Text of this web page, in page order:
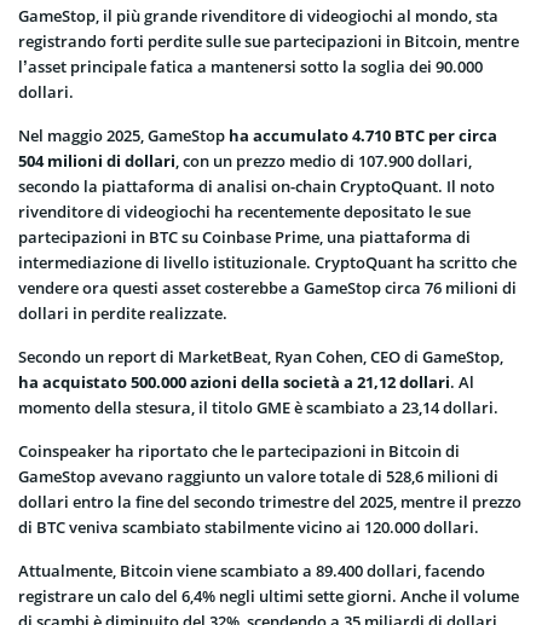
GameStop, il più grande rivenditore di videogiochi al mondo, sta
registrando forti perdite sulle sue partecipazioni in Bitcoin, mentre
l’asset principale fatica a mantenersi sotto la soglia dei 90.000
dollari.
Nel maggio 2025, GameStop ha accumulato 4.710 BTC per circa
504 milioni di dollari, con un prezzo medio di 107.900 dollari,
secondo la piattaforma di analisi on-chain CryptoQuant. Il noto
rivenditore di videogiochi ha recentemente depositato le sue
partecipazioni in BTC su Coinbase Prime, una piattaforma di
intermediazione di livello istituzionale. CryptoQuant ha scritto che
vendere ora questi asset costerebbe a GameStop circa 76 milioni di
dollari in perdite realizzate.
Secondo un report di MarketBeat, Ryan Cohen, CEO di GameStop,
ha acquistato 500.000 azioni della società a 21,12 dollari. Al
momento della stesura, il titolo GME è scambiato a 23,14 dollari.
Coinspeaker ha riportato che le partecipazioni in Bitcoin di
GameStop avevano raggiunto un valore totale di 528,6 milioni di
dollari entro la fine del secondo trimestre del 2025, mentre il prezzo
di BTC veniva scambiato stabilmente vicino ai 120.000 dollari.
Attualmente, Bitcoin viene scambiato a 89.400 dollari, facendo
registrare un calo del 6,4% negli ultimi sette giorni. Anche il volume